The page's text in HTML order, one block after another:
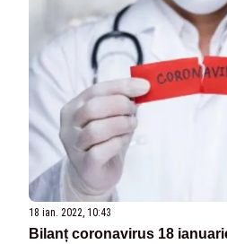
18 ian. 2022, 10:43
Bilanț coronavirus 18